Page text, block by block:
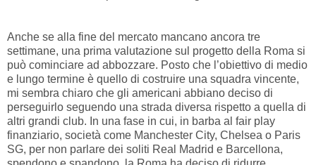
Anche se alla fine del mercato mancano ancora tre
settimane, una prima valutazione sul progetto della Roma si
può cominciare ad abbozzare. Posto che l’obiettivo di medio
e lungo termine è quello di costruire una squadra vincente,
mi sembra chiaro che gli americani abbiano deciso di
perseguirlo seguendo una strada diversa rispetto a quella di
altri grandi club. In una fase in cui, in barba al fair play
finanziario, società come Manchester City, Chelsea o Paris
SG, per non parlare dei soliti Real Madrid e Barcellona,